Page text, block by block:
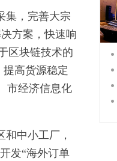
集，完善大宗
方案，快速响
区块链技术的
高货源稳定
市经济信息化
中小工厂，
发“海外订单